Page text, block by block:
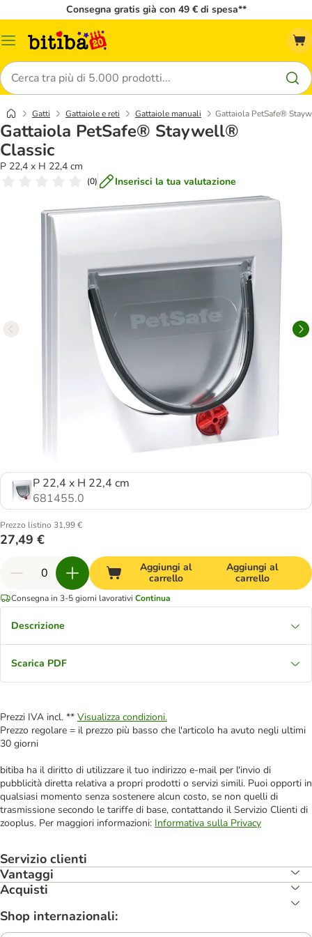
Consegna gratis già con 49 € di spesa**
Overview
Cerca
Gatti Gattaiole e reti Gattaiole manuali Gattaiola PetSafe®
Gattaiola PetSafe® Staywell®
Classic
P 22,4 x H 22,4 cm
(0) Inserisci la tua valutazione
P 22,4 x H 22,4 cm
681455.0
Prezzo listino 31,99 €
27,49 €
Aggiungi al
carrello
Aggiungi al
carrello
Consegna in 3-5 giorni lavorativi Continua
Descrizione
Scarica PDF
Prezzi IVA incl. ** Visualizza condizioni.
Prezzo regolare = il prezzo più basso che l'articolo ha avuto negli ultimi
30 giorni
bitiba ha il diritto di utilizzare il tuo indirizzo e-mail per l'invio di
pubblicità diretta relativa a propri prodotti o servizi simili. Puoi opporti in
qualsiasi momento senza sostenere alcun costo, se non quelli di
trasmissione secondo le tariffe di base, contattando il Servizio Clienti di
zooplus. Per maggiori informazioni: Informativa sulla Privacy
Servizio clienti
Vantaggi
Acquisti
Shop internazionali: